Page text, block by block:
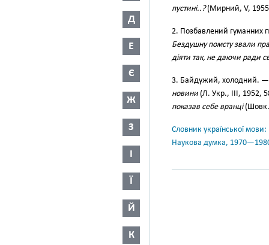
Д
Е
Є
Ж
З
І
Ї
Й
К
пустині..?(Мирний, V,
2. Позбавлений гуманних
Бездушну помсту звали
діяти так, не даючи ради
3. Байдужий, холодний. —
новини (Л. Укр., III, 1952,
показав себе вранці
Словник української
Наукова думка,